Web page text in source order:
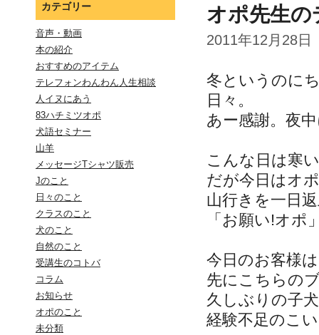
カテゴリー
音声・動画
本の紹介
おすすめのアイテム
テレフォンわんわん人生相談
人イヌにあう
83ハチミツオポ
犬語セミナー
山羊
メッセージTシャツ販売
Jのこと
日々のこと
クラスのこと
犬のこと
自然のこと
受講生のコトバ
コラム
お知らせ
オポのこと
未分類
オポ先生
2011年12月28日
冬というのに
日々。
あー感謝。夜
こんな日は寒
だが今日はオ
山行きを一日
「お願い!オポ
今日のお客様
先にこちらの
久しぶりの子
経験不足のこ